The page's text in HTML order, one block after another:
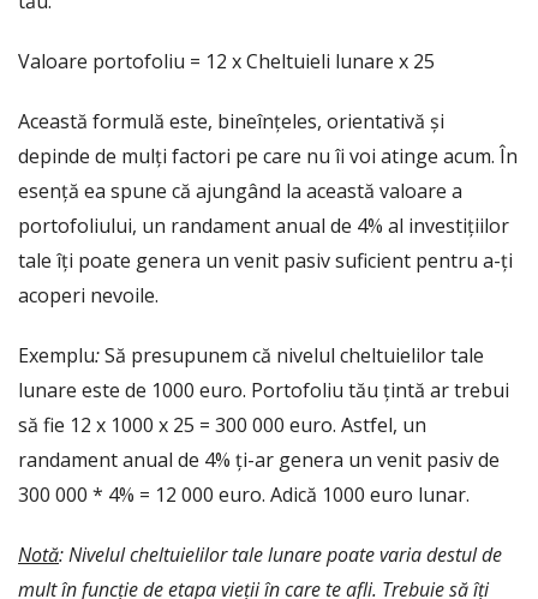
Valoare portofoliu = 12 x Cheltuieli lunare x 25
Această formulă este, bineînțeles, orientativă și
depinde de mulți factori pe care nu îi voi atinge acum. În
esență ea spune că ajungând la această valoare a
portofoliului, un randament anual de 4% al investițiilor
tale îți poate genera un venit pasiv suficient pentru a-ți
acoperi nevoile.
Exemplu:Să presupunem că nivelul cheltuielilor tale
lunare este de 1000 euro. Portofoliu tău țintă ar trebui
să fie 12 x 1000 x 25 = 300 000 euro. Astfel, un
randament anual de 4% ți-ar genera un venit pasiv de
300 000 * 4% = 12 000 euro. Adică 1000 euro lunar.
Notă: Nivelul cheltuielilor tale lunare poate varia destul de
mult în funcție de etapa vieții în care te afli. Trebuie să îți